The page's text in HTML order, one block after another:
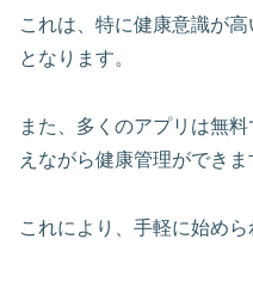
これは、特に健康意識が
となります。
また、多くのアプリは無料
えながら健康管理ができま
これにより、手軽に始めら